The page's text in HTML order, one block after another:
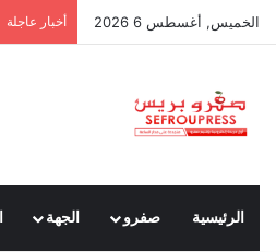
الخميس, أغسطس 6 2026 أخبار عاجلة
الرئيسية صفرو الجهة